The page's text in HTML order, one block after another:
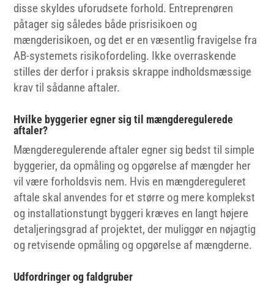
disse skyldes uforudsete forhold. Entreprenøren
påtager sig således både prisrisikoen og
mængderisikoen, og det er en væsentlig fravigelse fra
AB-systemets risikofordeling. Ikke overraskende
stilles der derfor i praksis skrappe indholdsmæssige
krav til sådanne aftaler.
Hvilke byggerier egner sig til mængderegulerede
aftaler?
Mængderegulerende aftaler egner sig bedst til simple
byggerier, da opmåling og opgørelse af mængder her
vil være forholdsvis nem. Hvis en mængdereguleret
aftale skal anvendes for et større og mere komplekst
og installationstungt byggeri kræves en langt højere
detaljeringsgrad af projektet, der muliggør en nøjagtig
og retvisende opmåling og opgørelse af mængderne.
Udfordringer og faldgruber